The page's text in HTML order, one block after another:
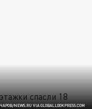
NEWS.RU VIA GLOBALLOOKPRESS.COM